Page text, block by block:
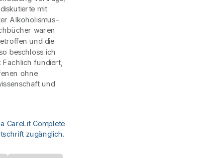
mit
Alkoholismus-
waren
und die
beschloss ich
Fachlich fundiert,
ohne
und
CareLit Complete
zugänglich.